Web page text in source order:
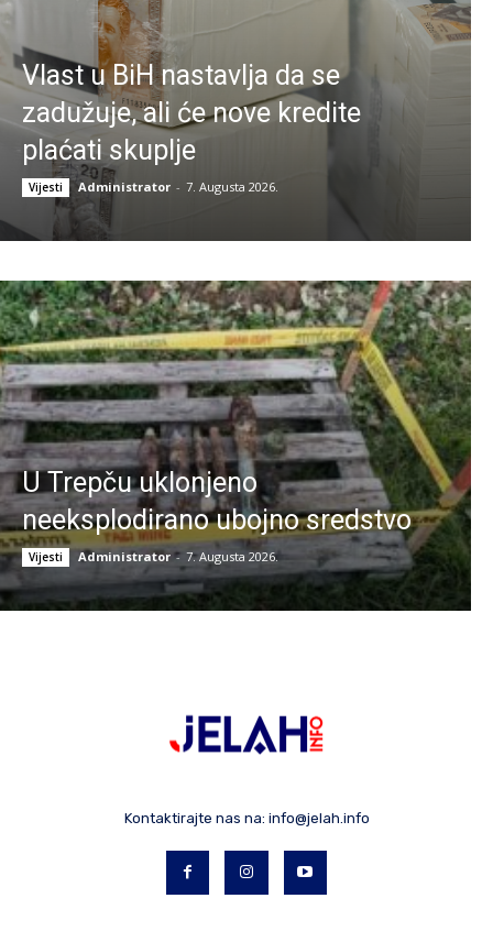
Vlast u BiH nastavlja da se
zadužuje, ali će nove kredite
plaćati skuplje
Vijesti Administrator - 7. Augusta 2026.
U Trepču uklonjeno
neeksplodirano ubojno sredstvo
Vijesti Administrator - 7. Augusta 2026.
Kontaktirajte nas na: info@jelah.info